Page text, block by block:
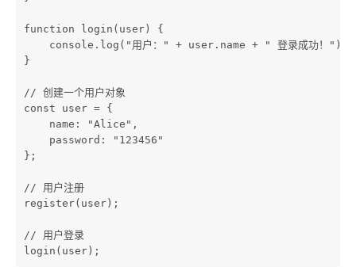
function login(user) {
    console.log("用户：" + user.name + " 登录成功！");
}
// 创建一个用户对象
const user = {
    name: "Alice",
    password: "123456"
};
// 用户注册
register(user);
// 用户登录